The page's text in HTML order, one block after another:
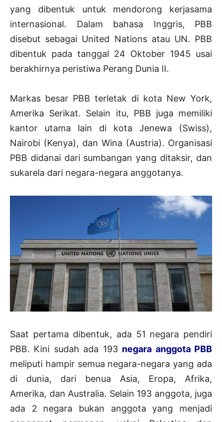
yang dibentuk untuk mendorong kerjasama
internasional. Dalam bahasa Inggris, PBB
disebut sebagai United Nations atau UN. PBB
dibentuk pada tanggal 24 Oktober 1945 usai
berakhirnya peristiwa Perang Dunia II.
Markas besar PBB terletak di kota New York,
Amerika Serikat. Selain itu, PBB juga memiliki
kantor utama lain di kota Jenewa (Swiss),
Nairobi (Kenya), dan Wina (Austria). Organisasi
PBB didanai dari sumbangan yang ditaksir, dan
sukarela dari negara-negara anggotanya.
Saat pertama dibentuk, ada 51 negara pendiri
PBB. Kini sudah ada 193 negara anggota PBB
meliputi hampir semua negara-negara yang ada
di dunia, dari benua Asia, Eropa, Afrika,
Amerika, dan Australia. Selain 193 anggota, juga
ada 2 negara bukan anggota yang menjadi